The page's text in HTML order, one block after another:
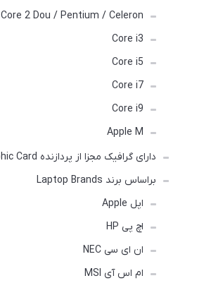
Core 2 Dou / Pentium / Celeron
Core i3
Core i5
Core i7
Core i9
Apple M
دارای گرافیک مجزا از پردازنده Graphic Card
براساس برند Laptop Brands
اپل Apple
اچ پی HP
ان ای سی NEC
ام اس آی MSI